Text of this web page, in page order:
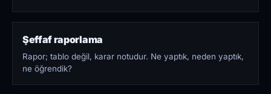
Şeffaf raporlama
Rapor; tablo değil, karar notudur. Ne yaptık, neden yaptık,
ne öğrendik?